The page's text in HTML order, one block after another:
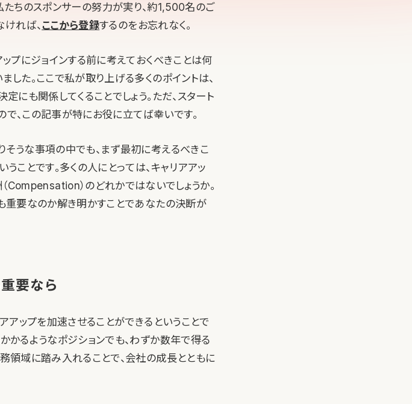
たちのスポンサーの努力が実り、約1,500名のご
れば、ここから登録するのをお忘れなく。
プにジョインする前に考えておくべきことは何
た。ここで私が取り上げる多くのポイントは、
にも関係してくることでしょう。ただ、スタート
、この記事が特にお役に立てば幸いです。
うな事項の中でも、まず最初に考えるべきこ
ことです。多くの人にとっては、キャリアアッ
Compensation）のどれかではないでしょうか。
重要なのか解き明かすことであなたの決断が
要なら
アップを加速させることができるということで
かるようなポジションでも、わずか数年で得る
領域に踏み入れることで、会社の成長とともに